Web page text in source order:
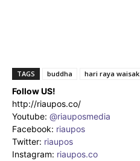
TAGS buddha hari raya waisak
Follow US!
http://riaupos.co/
Youtube: @riauposmedia
Facebook: riaupos
Twitter: riaupos
Instagram: riaupos.co